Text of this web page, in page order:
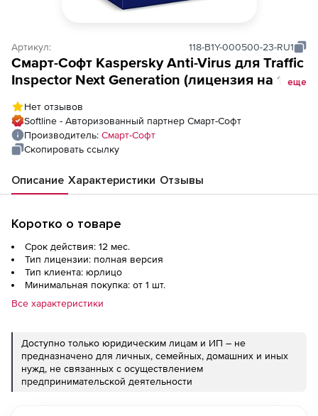
Артикул: 118-B1Y-000500-23-RU1
Смарт-Cофт Kaspersky Anti-Virus для Traffic
Inspector Next Generation (лицензия на 1
500 учетных записей
еще
Нет отзывов
Softline - Авторизованный партнер Смарт-Cофт
Производитель: Смарт-Cофт
Скопировать ссылку
Описание Характеристики Отзывы
Коротко о товаре
Срок действия: 12 мес.
Тип лицензии: полная версия
Тип клиента: юрлицо
Минимальная покупка: от 1 шт.
Все характеристики
Доступно только юридическим лицам и ИП – не
предназначено для личных, семейных, домашних и иных
нужд, не связанных с осуществлением
предпринимательской деятельности